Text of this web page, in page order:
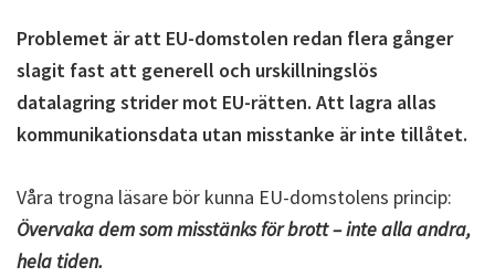
Problemet är att EU-domstolen redan flera gånger
slagit fast att generell och urskillningslös
datalagring strider mot EU-rätten. Att lagra allas
kommunikationsdata utan misstanke är inte tillåtet.
Våra trogna läsare bör kunna EU-domstolens princip:
Övervaka dem som misstänks för brott – inte alla andra,
hela tiden.